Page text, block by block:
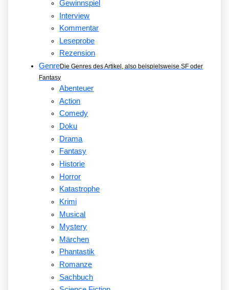
Gewinnspiel
Interview
Kommentar
Leseprobe
Rezension
GenreDie Genres des Artikel, also beispielsweise SF oder
Fantasy
Abenteuer
Action
Comedy
Doku
Drama
Fantasy
Historie
Horror
Katastrophe
Krimi
Musical
Mystery
Märchen
Phantastik
Romanze
Sachbuch